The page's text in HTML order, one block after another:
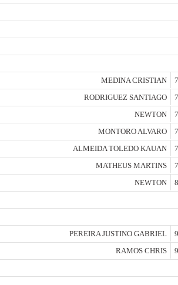
MEDINA CRISTIAN
RODRIGUEZ SANTIAGO
NEWTON
MONTORO ALVARO
ALMEIDA TOLEDO KAUAN
MATHEUS MARTINS
NEWTON
PEREIRA JUSTINO GABRIEL
RAMOS CHRIS